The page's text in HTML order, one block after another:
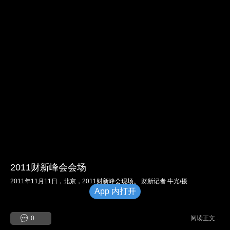
App 内打开
2011财新峰会会场
2011年11月11日，北京，2011财新峰会现场。 财新记者 牛光/摄
0 阅读正文...